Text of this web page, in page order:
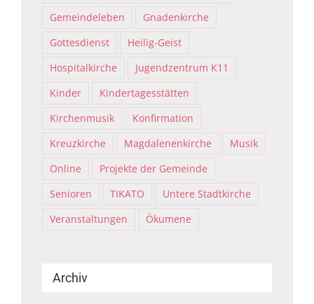
Gemeindeleben
Gnadenkirche
Gottesdienst
Heilig-Geist
Hospitalkirche
Jugendzentrum K11
Kinder
Kindertagesstätten
Kirchenmusik
Konfirmation
Kreuzkirche
Magdalenenkirche
Musik
Online
Projekte der Gemeinde
Senioren
TIKATO
Untere Stadtkirche
Veranstaltungen
Ökumene
Archiv